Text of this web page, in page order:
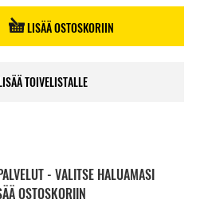
LISÄÄ OSTOSKORIIN
TOIVELISTALLE
- VALITSE HALUAMASI
OSTOSKORIIN